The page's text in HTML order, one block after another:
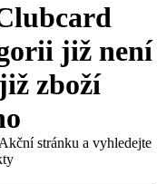
již není
zboží
stránku a vyhledejte